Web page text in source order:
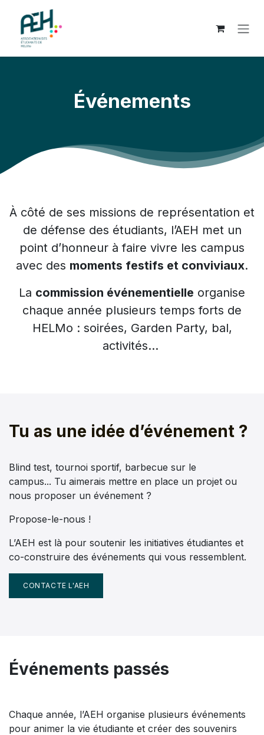
Événements
À côté de ses missions de représentation et
de défense des étudiants, l’AEH met un
point d’honneur à faire vivre les campus
avec des moments festifs et conviviaux.
La commission événementielle organise
chaque année plusieurs temps forts de
HELMo : soirées, Garden Party, bal,
activités…
Tu as une idée d’événement ?
Blind test, tournoi sportif, barbecue sur le
campus... Tu aimerais mettre en place un projet ou
nous proposer un événement ?
Propose-le-nous !
L’AEH est là pour soutenir les initiatives étudiantes et
co-construire des événements qui vous ressemblent.
CONTACTE L'AEH
Événements passés
Chaque année, l’AEH organise plusieurs événements
pour animer la vie étudiante et créer des souvenirs